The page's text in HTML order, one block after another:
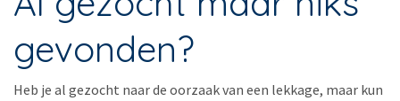
gevonden?
Heb je al gezocht naar de oorzaak van een lekkage, maar kun